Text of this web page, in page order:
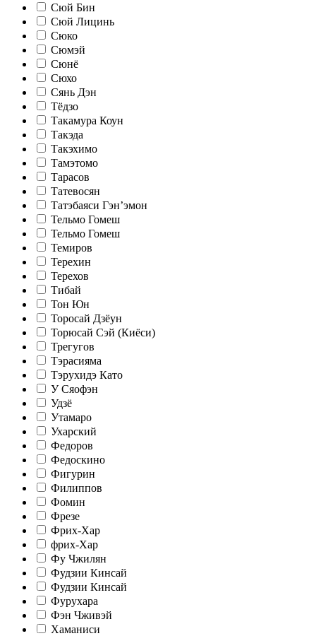
Сюй Бин
Сюй Лицинь
Сюко
Сюмэй
Сюнё
Сюхо
Сянь Дэн
Тёдзо
Такамура Коун
Такэда
Такэхимо
Тамэтомо
Тарасов
Татевосян
Татэбаяси Гэн’эмон
Тельмо Гомеш
Тельмо Гомеш
Темиров
Терехин
Терехов
Тибай
Тон Юн
Торосай Дзёун
Торюсай Сэй (Киёси)
Трегугов
Тэрасияма
Тэрухидэ Като
У Сяофэн
Удзё
Утамаро
Ухарский
Федоров
Федоскино
Фигурин
Филиппов
Фомин
Фрезе
Фрих-Хар
фрих-Хар
Фу Чжилян
Фудзии Кинсай
Фудзии Кинсай
Фурухара
Фэн Чживэй
Хаманиси